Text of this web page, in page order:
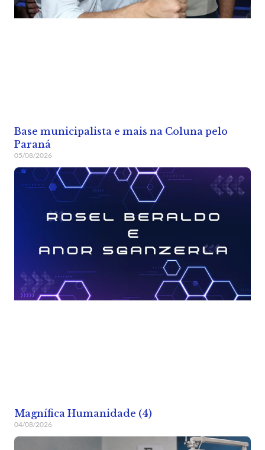
Base municipalista e mais na Coluna pelo
Paraná
05/08/2026
Magnífica Humanidade (4)
04/08/2026